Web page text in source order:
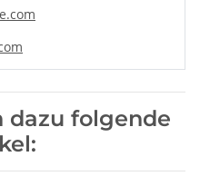
dazu folgende